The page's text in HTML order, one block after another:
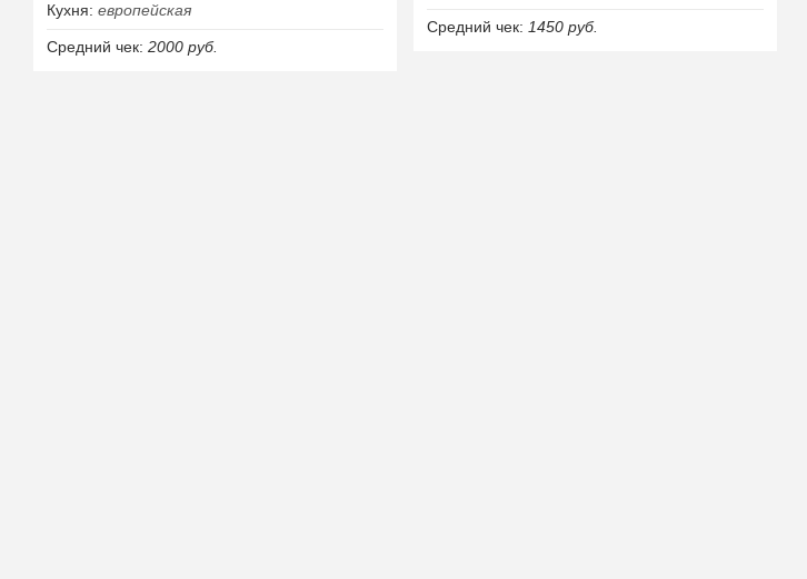
Кухня: европейская
Средний чек: 2000 руб.
Средний чек: 1450 руб.